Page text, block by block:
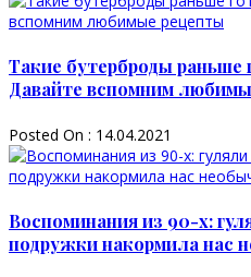
Такие бутерброды раньше
Давайте вспомним
Posted On : 14.04.2021
Воспоминания из 90-х:
подружки накормила нас